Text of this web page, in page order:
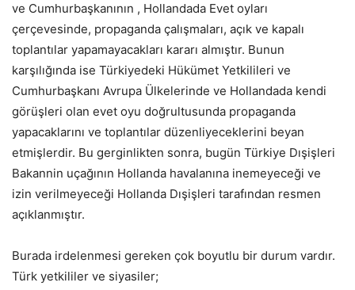
ve Cumhurbaşkanının , Hollandada Evet oyları
çerçevesinde, propaganda çalışmaları, açık ve kapalı
toplantılar yapamayacakları kararı almıştır. Bunun
karşılığında ise Türkiyedeki Hükümet Yetkilileri ve
Cumhurbaşkanı Avrupa Ülkelerinde ve Hollandada kendi
görüşleri olan evet oyu doğrultusunda propaganda
yapacaklarını ve toplantılar düzenliyeceklerini beyan
etmişlerdir. Bu gerginlikten sonra, bugün Türkiye Dışişleri
Bakannin uçağının Hollanda havalanına inemeyeceği ve
izin verilmeyeceği Hollanda Dışişleri tarafından resmen
açıklanmıştır.
Burada irdelenmesi gereken çok boyutlu bir durum vardır.
Türk yetkililer ve siyasiler;